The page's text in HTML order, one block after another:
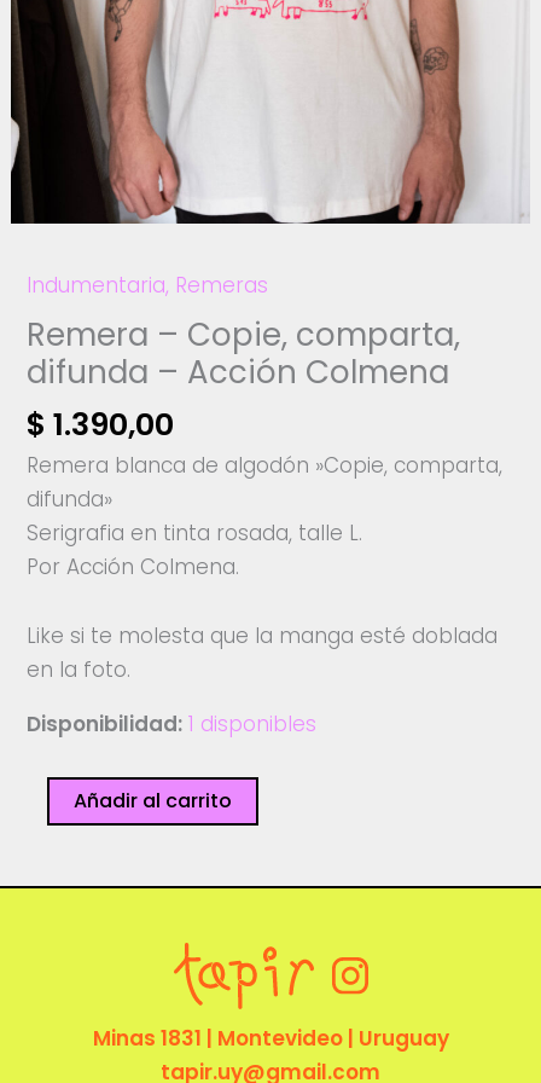
Indumentaria, Remeras
Remera – Copie, comparta,
difunda – Acción Colmena
$ 1.390,00
Remera blanca de algodón »Copie, comparta,
difunda»
Serigrafia en tinta rosada, talle L.
Por Acción Colmena.
Like si te molesta que la manga esté doblada
en la foto.
Disponibilidad: 1 disponibles
Remera
comparta,
Colmena
Añadir al carrito
Minas 1831 | Montevideo | Uruguay
tapir.uy@gmail.com